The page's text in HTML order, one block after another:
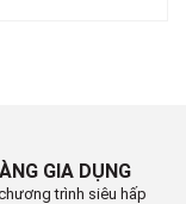
GIA DỤNG
trình siêu hấp